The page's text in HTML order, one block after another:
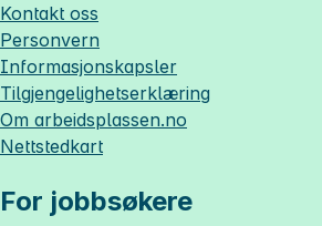
Kontakt oss
Personvern
Informasjonskapsler
Tilgjengelighetserklæring
Om arbeidsplassen.no
Nettstedkart
For jobbsøkere